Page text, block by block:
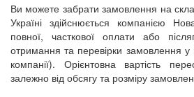
Ви можете забрати замовлення на
Україні здійснюється компанією
повної, часткової оплати або
отримання та перевірки замовлення у
компанії). Орієнтовна вартість
залежно від обсягу та розміру